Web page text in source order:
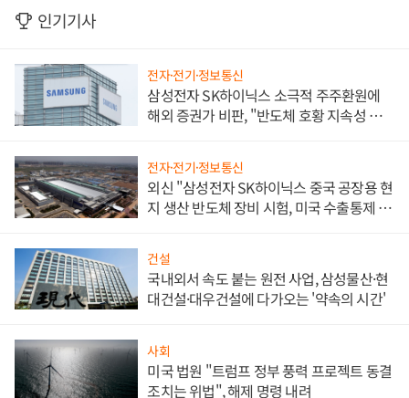
인기기사
전자·전기·정보통신
삼성전자 SK하이닉스 소극적 주주환원에
해외 증권가 비판, "반도체 호황 지속성 의
전자·전기·정보통신
외신 "삼성전자 SK하이닉스 중국 공장용 현
지 생산 반도체 장비 시험, 미국 수출통제 대
건설
국내외서 속도 붙는 원전 사업, 삼성물산·현
대건설·대우건설에 다가오는 '약속의 시간'
사회
미국 법원 "트럼프 정부 풍력 프로젝트 동결
조치는 위법", 해제 명령 내려